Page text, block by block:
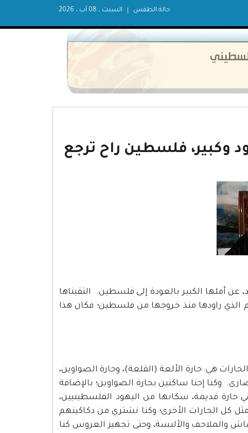
السبت ، 08 آب ، 2026 حالة الطقس
وكبير، فلسطين راح ترجع
أملها الكبير بالعودة إلى فلسطين. التقيناها
الذي راودها منذ خروجها من فلسطين؛ فكان هذا
هي: حارة الألعة (القلعة)، وحارة الصواوين،
وكنا إحنا ساكنين بحارة الصواوين؛ بالإضافة
حارة قديمة، سكانها من اليهود الفلسطينيين،
كل الحارات الأخرى؛ وكنا نشتري من دكاكينهم
والملاحف والألبسة، وحتى تجهيز العروس كنا